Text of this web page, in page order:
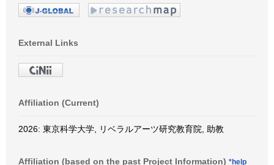
External Links
Affiliation (Current)
2026: 東京科学大学, リベラルアーツ研究教育院, 助教
Affiliation (based on the past Project Information) *help